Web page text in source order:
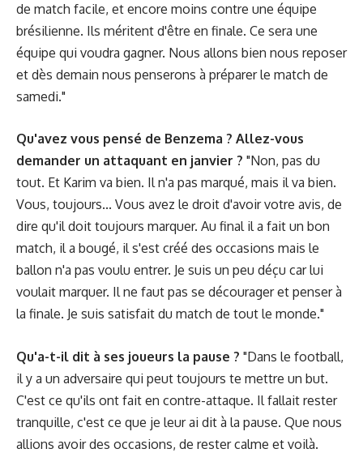
de match facile, et encore moins contre une équipe
brésilienne. Ils méritent d'être en finale. Ce sera une
équipe qui voudra gagner. Nous allons bien nous reposer
et dès demain nous penserons à préparer le match de
samedi."
Qu'avez vous pensé de Benzema ? Allez-vous
demander un attaquant en janvier ? "Non, pas du
tout. Et Karim va bien. Il n'a pas marqué, mais il va bien.
Vous, toujours... Vous avez le droit d'avoir votre avis, de
dire qu'il doit toujours marquer. Au final il a fait un bon
match, il a bougé, il s'est créé des occasions mais le
ballon n'a pas voulu entrer. Je suis un peu déçu car lui
voulait marquer. Il ne faut pas se décourager et penser à
la finale. Je suis satisfait du match de tout le monde."
Qu'a-t-il dit à ses joueurs la pause ? "Dans le football,
il y a un adversaire qui peut toujours te mettre un but.
C'est ce qu'ils ont fait en contre-attaque. Il fallait rester
tranquille, c'est ce que je leur ai dit à la pause. Que nous
allions avoir des occasions, de rester calme et voilà.